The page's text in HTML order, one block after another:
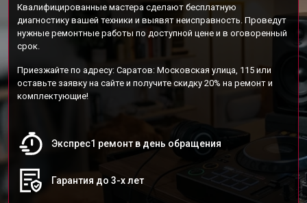
Квалифицированные мастера сделают бесплатную
диагностику вашей техники и выявят неисправность. Проведут
нужные ремонтные работы по доступной цене и в оговоренный
срок.
Приезжайте по адресу: Саратов: Московская улица, 115 или
оставьте заявку на сайте и получите скидку 20% на ремонт и
комплектующие!
Экспрес1 ремонт в день обращения
Гарантия до 3-х лет